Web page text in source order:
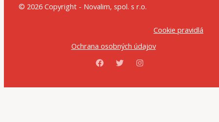
© 2026 Copyright - Novalim, spol. s r.o.
Cookie pravidlá
Ochrana osobných údajov